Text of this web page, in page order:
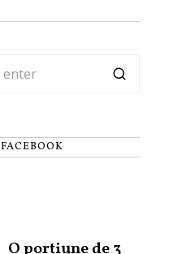
FACEBOOK
O porțiune de 3